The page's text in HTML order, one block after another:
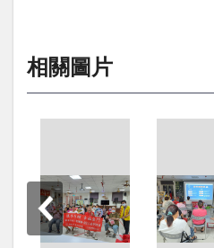
相關圖片